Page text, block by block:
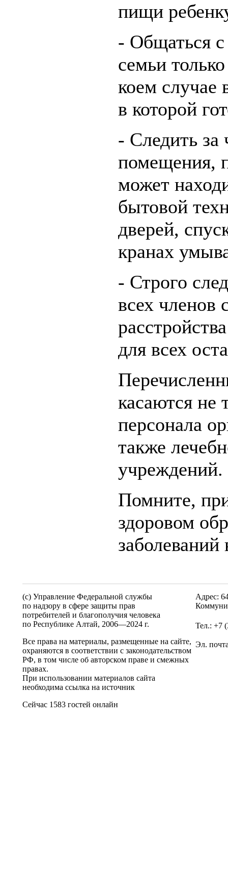
пищи
- Общаться
семьи
коем случае
в которой
- Следить за
помещения,
может
бытовой
дверей,
кранах
- Строго
всех
для всех
касаются не
персонала
также
учреждений.
Помните,
здоровом
(c) Управление Федеральной службы
по надзору в сфере защиты прав
потребителей и благополучия человека
по Республике Алтай, 2006—2024 г.
Все права на материалы, размещенные на сайте,
охраняются в соответствии с законодательством
РФ, в том числе об авторском праве и смежных
правах.
При использовании материалов сайта
необходима ссылка на источник
Сейчас 1583 гостей онлайн
Адрес:
Тел.: +7
Эл.